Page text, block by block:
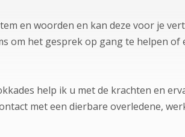
en woorden en kan deze voor je
om het gesprek op gang te helpen
help ik u met de krachten en
met een dierbare overledene,